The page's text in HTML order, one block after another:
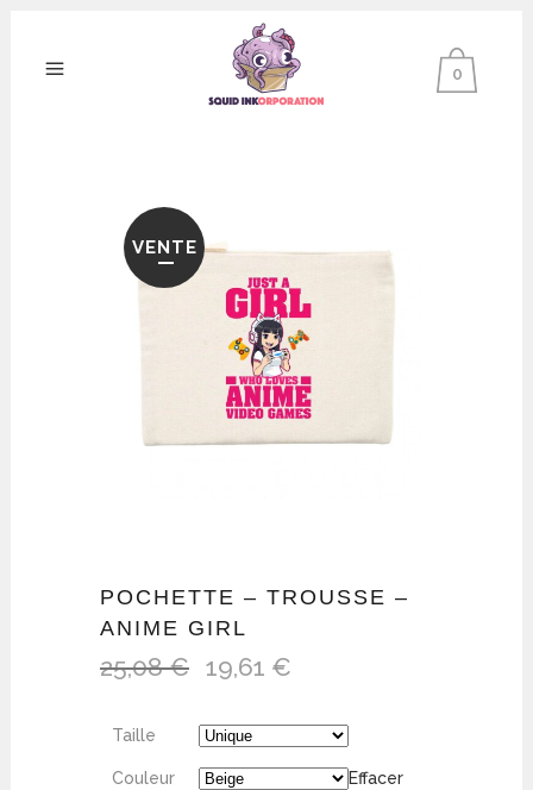
0
VENTE
POCHETTE – TROUSSE –
ANIME GIRL
25,08€
Le
était :
25,08 €.
19,61 €
est :
19,61 €.
Taille
Couleur Effacer